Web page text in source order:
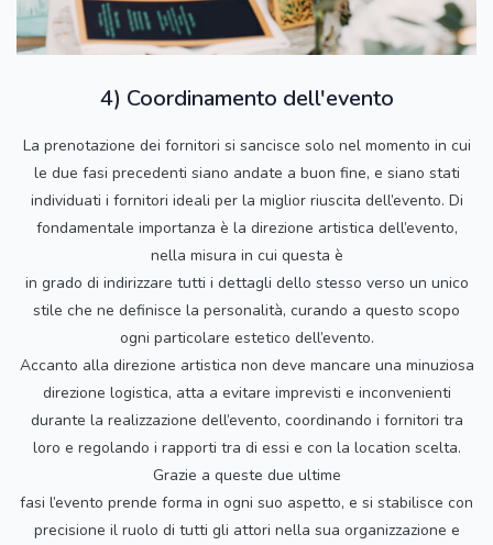
4) Coordinamento dell'evento
La prenotazione dei fornitori si sancisce solo nel momento in cui
le due fasi precedenti siano andate a buon fine, e siano stati
individuati i fornitori ideali per la miglior riuscita dell’evento. Di
fondamentale importanza è la direzione artistica dell’evento,
nella misura in cui questa è
in grado di indirizzare tutti i dettagli dello stesso verso un unico
stile che ne definisce la personalità, curando a questo scopo
ogni particolare estetico dell’evento.
Accanto alla direzione artistica non deve mancare una minuziosa
direzione logistica, atta a evitare imprevisti e inconvenienti
durante la realizzazione dell’evento, coordinando i fornitori tra
loro e regolando i rapporti tra di essi e con la location scelta.
Grazie a queste due ultime
fasi l’evento prende forma in ogni suo aspetto, e si stabilisce con
precisione il ruolo di tutti gli attori nella sua organizzazione e